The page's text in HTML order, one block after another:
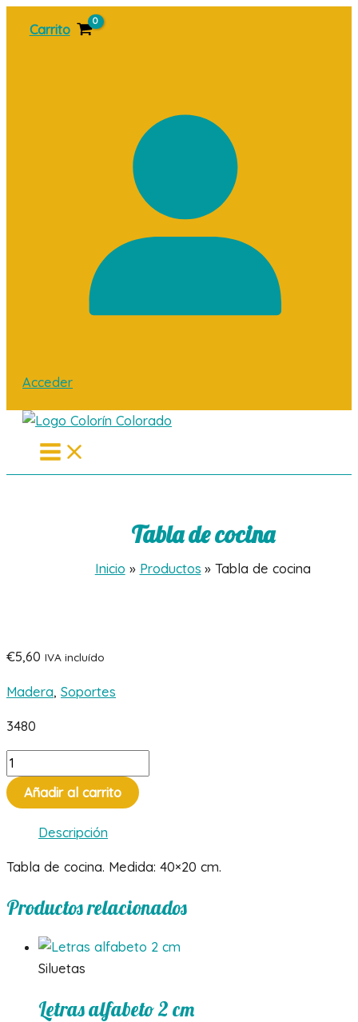
Carrito
Acceder
Main
Menu
Tabla de cocina
Inicio Productos Tabla de cocina
€5,60 IVA incluído
Madera, Soportes
3480
Tabla
de
cocina
cantidad
Añadir al carrito
Descripción
Tabla de cocina. Medida: 40×20 cm.
Productos relacionados
Siluetas
Letras alfabeto 2 cm